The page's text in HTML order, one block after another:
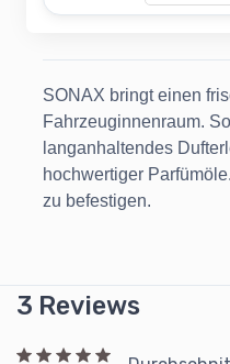
SONAX bringt einen
Fahrzeuginnenraum.
langanhaltendes
hochwertiger
zu befestigen.
3 Reviews